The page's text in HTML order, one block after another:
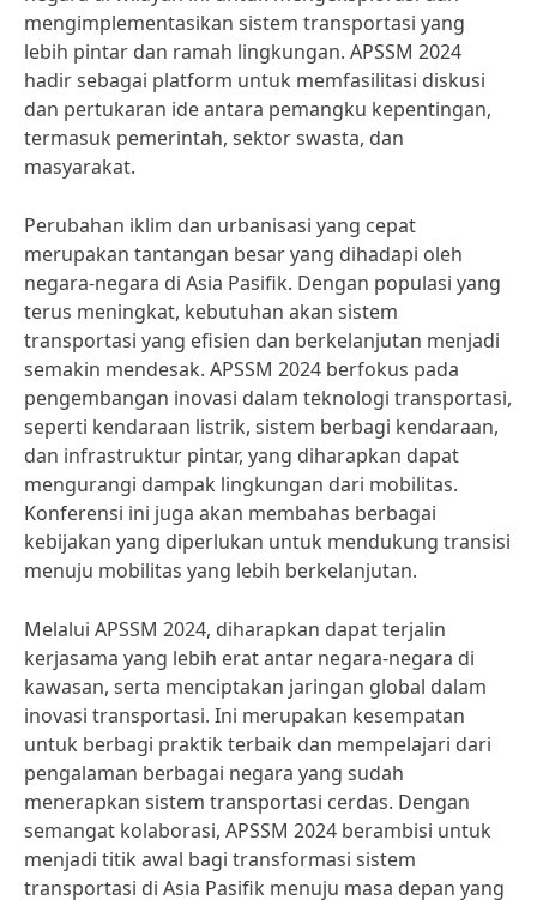
mengimplementasikan sistem transportasi yang
lebih pintar dan ramah lingkungan. APSSM 2024
hadir sebagai platform untuk memfasilitasi diskusi
dan pertukaran ide antara pemangku kepentingan,
termasuk pemerintah, sektor swasta, dan
masyarakat.
Perubahan iklim dan urbanisasi yang cepat
merupakan tantangan besar yang dihadapi oleh
negara-negara di Asia Pasifik. Dengan populasi yang
terus meningkat, kebutuhan akan sistem
transportasi yang efisien dan berkelanjutan menjadi
semakin mendesak. APSSM 2024 berfokus pada
pengembangan inovasi dalam teknologi transportasi,
seperti kendaraan listrik, sistem berbagi kendaraan,
dan infrastruktur pintar, yang diharapkan dapat
mengurangi dampak lingkungan dari mobilitas.
Konferensi ini juga akan membahas berbagai
kebijakan yang diperlukan untuk mendukung transisi
menuju mobilitas yang lebih berkelanjutan.
Melalui APSSM 2024, diharapkan dapat terjalin
kerjasama yang lebih erat antar negara-negara di
kawasan, serta menciptakan jaringan global dalam
inovasi transportasi. Ini merupakan kesempatan
untuk berbagi praktik terbaik dan mempelajari dari
pengalaman berbagai negara yang sudah
menerapkan sistem transportasi cerdas. Dengan
semangat kolaborasi, APSSM 2024 berambisi untuk
menjadi titik awal bagi transformasi sistem
transportasi di Asia Pasifik menuju masa depan yang